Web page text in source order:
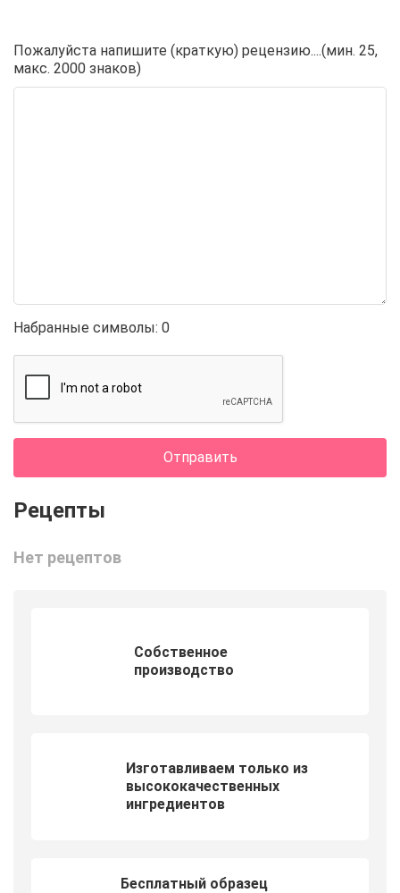
Пожалуйста напишите (краткую) рецензию....(мин. 25,
макс. 2000 знаков)
Набранные символы: 0
Отправить
Нет рецептов
Собственное
производство
Изготавливаем только из
высококачественных
ингредиентов
Бесплатный образец